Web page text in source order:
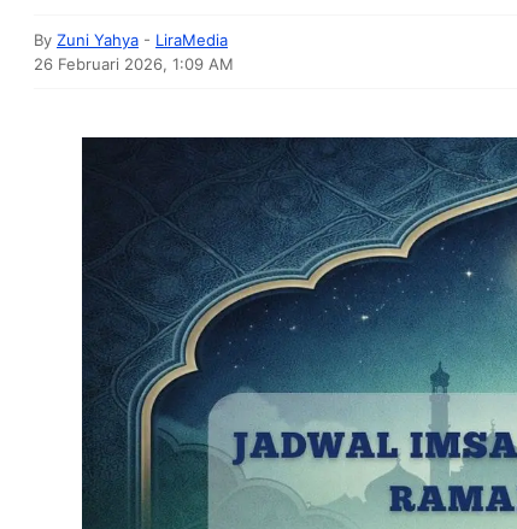
By Zuni Yahya - LiraMedia
26 Februari 2026, 1:09 AM